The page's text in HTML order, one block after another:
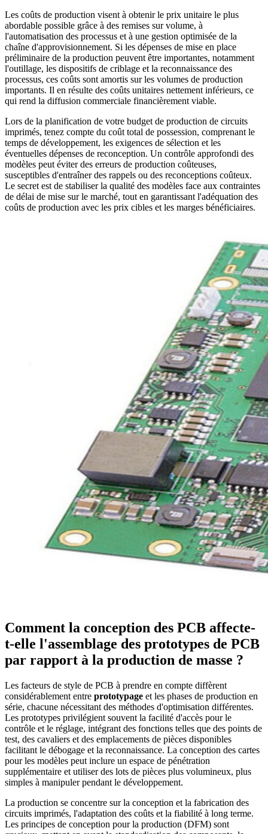
Les coûts de production visent à obtenir le prix unitaire le plus
abordable possible grâce à des remises sur volume, à
l'automatisation des processus et à une gestion optimisée de la
chaîne d'approvisionnement. Si les dépenses de mise en place
préliminaire de la production peuvent être importantes, notamment
l'outillage, les dispositifs de criblage et la reconnaissance des
processus, ces coûts sont amortis sur les volumes de production
importants. Il en résulte des coûts unitaires nettement inférieurs, ce
qui rend la diffusion commerciale financièrement viable.
Lors de la planification de votre budget de production de circuits
imprimés, tenez compte du coût total de possession, comprenant le
temps de développement, les exigences de sélection et les
éventuelles dépenses de reconception. Un contrôle approfondi des
modèles peut éviter des erreurs de production coûteuses,
susceptibles d'entraîner des rappels ou des reconceptions coûteux.
Le secret est de stabiliser la qualité des modèles face aux contraintes
de délai de mise sur le marché, tout en garantissant l'adéquation des
coûts de production avec les prix cibles et les marges bénéficiaires.
Comment la conception des PCB affecte-
t-elle l'assemblage des prototypes de PCB
par rapport à la production de masse ?
Les facteurs de style de PCB à prendre en compte diffèrent
considérablement entre prototypage et les phases de production en
série, chacune nécessitant des méthodes d'optimisation différentes.
Les prototypes privilégient souvent la facilité d'accès pour le
contrôle et le réglage, intégrant des fonctions telles que des points de
test, des cavaliers et des emplacements de pièces disponibles
facilitant le débogage et la reconnaissance. La conception des cartes
pour les modèles peut inclure un espace de pénétration
supplémentaire et utiliser des lots de pièces plus volumineux, plus
simples à manipuler pendant le développement.
La production se concentre sur la conception et la fabrication des
circuits imprimés, l'adaptation des coûts et la fiabilité à long terme.
Les principes de conception pour la production (DFM) sont